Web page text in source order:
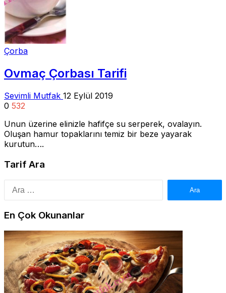
Çorba
Ovmaç Çorbası Tarifi
Sevimli Mutfak 12 Eylül 2019
0 532
Unun üzerine elinizle hafifçe su serperek, ovalayın.
Oluşan hamur topaklarını temiz bir beze yayarak
kurutun….
Tarif Ara
Arama:
En Çok Okunanlar